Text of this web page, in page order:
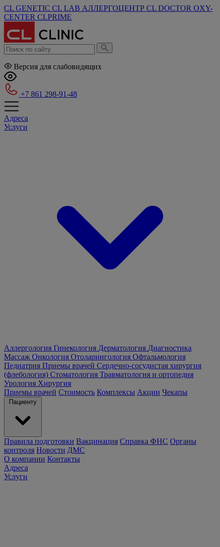
CL GENETIC CL LAB АЛЛЕРГОЦЕНТР CL DOCTOR OXY-
CENTER CLPRIME
Версия для слабовидящих
+7 861 298-91-48
Адреса
Услуги
Аллергология Гинекология Дерматология Диагностика
Массаж Онкология Отоларингология Офтальмология
Педиатрия Приемы врачей Сердечно-сосудистая хирургия
(флебология) Стоматология Травматология и ортопедия
Урология Хирургия
Приемы врачей Стоимость Комплексы Акции Чекапы
Пациенту
Правила подготовки Вакцинация Справка ФНС Органы
контроля Новости ДМС
О компании Контакты
Адреса
Услуги